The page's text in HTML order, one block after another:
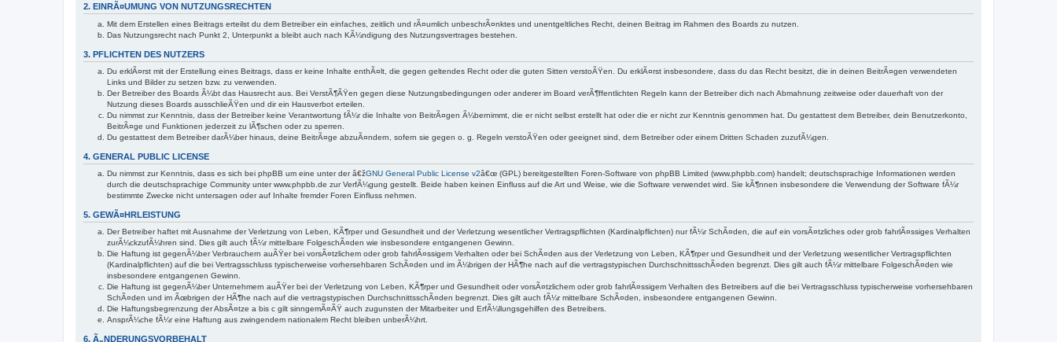
2. EINRÃ¤UMUNG VON NUTZUNGSRECHTEN
Mit dem Erstellen eines Beitrags erteilst du dem Betreiber ein einfaches, zeitlich und rÃ¤umlich unbeschrÃ¤nktes und unentgeltliches Recht, deinen Beitrag im Rahmen des Boards zu nutzen.
Das Nutzungsrecht nach Punkt 2, Unterpunkt a bleibt auch nach KÃ¼ndigung des Nutzungsvertrages bestehen.
3. PFLICHTEN DES NUTZERS
Du erklÃ¤rst mit der Erstellung eines Beitrags, dass er keine Inhalte enthÃ¤lt, die gegen geltendes Recht oder die guten Sitten verstoÃŸen. Du erklÃ¤rst insbesondere, dass du das Recht besitzt, die in deinen BeitrÃ¤gen verwendeten
Links und Bilder zu setzen bzw. zu verwenden.
Der Betreiber des Boards Ã¼bt das Hausrecht aus. Bei VerstÃ¶ÃŸen gegen diese Nutzungsbedingungen oder anderer im Board verÃ¶ffentlichten Regeln kann der Betreiber dich nach Abmahnung zeitweise oder dauerhaft von der
Nutzung dieses Boards ausschlieÃŸen und dir ein Hausverbot erteilen.
Du nimmst zur Kenntnis, dass der Betreiber keine Verantwortung fÃ¼r die Inhalte von BeitrÃ¤gen Ã¼bernimmt, die er nicht selbst erstellt hat oder die er nicht zur Kenntnis genommen hat. Du gestattest dem Betreiber, dein Benutzerkonto,
BeitrÃ¤ge und Funktionen jederzeit zu lÃ¶schen oder zu sperren.
Du gestattest dem Betreiber darÃ¼ber hinaus, deine BeitrÃ¤ge abzuÃ¤ndern, sofern sie gegen o. g. Regeln verstoÃŸen oder geeignet sind, dem Betreiber oder einem Dritten Schaden zuzufÃ¼gen.
4. GENERAL PUBLIC LICENSE
Du nimmst zur Kenntnis, dass es sich bei phpBB um eine unter der â€žGNU General Public License v2â€œ (GPL) bereitgestellten Foren-Software von phpBB Limited (www.phpbb.com) handelt; deutschsprachige Informationen werden
durch die deutschsprachige Community unter www.phpbb.de zur VerfÃ¼gung gestellt. Beide haben keinen Einfluss auf die Art und Weise, wie die Software verwendet wird. Sie kÃ¶nnen insbesondere die Verwendung der Software fÃ¼r
bestimmte Zwecke nicht untersagen oder auf Inhalte fremder Foren Einfluss nehmen.
5. GEWÃ¤HRLEISTUNG
Der Betreiber haftet mit Ausnahme der Verletzung von Leben, KÃ¶rper und Gesundheit und der Verletzung wesentlicher Vertragspflichten (Kardinalpflichten) nur fÃ¼r SchÃ¤den, die auf ein vorsÃ¤tzliches oder grob fahrlÃ¤ssiges Verhalten
zurÃ¼ckzufÃ¼hren sind. Dies gilt auch fÃ¼r mittelbare FolgeschÃ¤den wie insbesondere entgangenen Gewinn.
Die Haftung ist gegenÃ¼ber Verbrauchern auÃŸer bei vorsÃ¤tzlichem oder grob fahrlÃ¤ssigem Verhalten oder bei SchÃ¤den aus der Verletzung von Leben, KÃ¶rper und Gesundheit und der Verletzung wesentlicher Vertragspflichten
(Kardinalpflichten) auf die bei Vertragsschluss typischerweise vorhersehbaren SchÃ¤den und im Ã¼brigen der HÃ¶he nach auf die vertragstypischen DurchschnittsschÃ¤den begrenzt. Dies gilt auch fÃ¼r mittelbare FolgeschÃ¤den wie
insbesondere entgangenen Gewinn.
Die Haftung ist gegenÃ¼ber Unternehmern auÃŸer bei der Verletzung von Leben, KÃ¶rper und Gesundheit oder vorsÃ¤tzlichem oder grob fahrlÃ¤ssigem Verhalten des Betreibers auf die bei Vertragsschluss typischerweise vorhersehbaren
SchÃ¤den und im Ãœbrigen der HÃ¶he nach auf die vertragstypischen DurchschnittsschÃ¤den begrenzt. Dies gilt auch fÃ¼r mittelbare SchÃ¤den, insbesondere entgangenen Gewinn.
Die Haftungsbegrenzung der AbsÃ¤tze a bis c gilt sinngemÃ¤ÃŸ auch zugunsten der Mitarbeiter und ErfÃ¼llungsgehilfen des Betreibers.
AnsprÃ¼che fÃ¼r eine Haftung aus zwingendem nationalem Recht bleiben unberÃ¼hrt.
6. Ã„NDERUNGSVORBEHALT